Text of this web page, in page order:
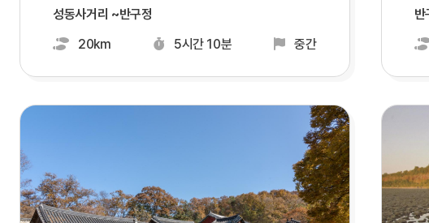
성동사거리 ~반구정
20km
5시간 10분 중간
반